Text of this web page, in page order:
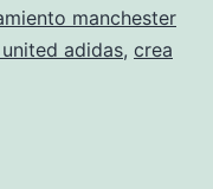
manchester
adidas, crea